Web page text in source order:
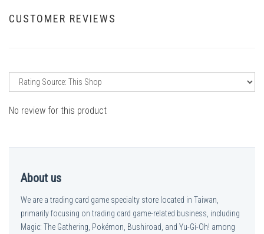
CUSTOMER REVIEWS
No review for this product
About us
We are a trading card game specialty store located in Taiwan,
primarily focusing on trading card game-related business, including
Magic: The Gathering, Pokémon, Bushiroad, and Yu-Gi-Oh! among